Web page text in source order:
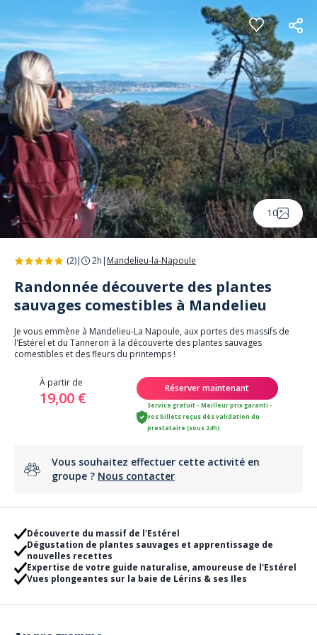
Panneau de gestion des cookies
10
(2)| 2h | Mandelieu-la-Napoule
Randonnée découverte des plantes
sauvages comestibles à Mandelieu
Je vous emmène à Mandelieu-La Napoule, aux portes des massifs de
l'Estérel et du Tanneron à la découverte des plantes sauvages
comestibles et des fleurs du printemps !
À partir de
19,00 €
Réserver maintenant
Service gratuit - Meilleur prix garanti -
vos billets reçus dès validation du
prestataire (sous 24h)
Vous souhaitez effectuer cette activité en
groupe ? Nous contacter
Découverte du massif de l'Estérel
Dégustation de plantes sauvages et apprentissage de
nouvelles recettes
Expertise de votre guide naturalise, amoureuse de l'Estérel
Vues plongeantes sur la baie de Lérins & ses Iles